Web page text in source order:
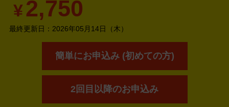
¥2,750
最終更新日： 2026年05月14日（木）
簡単にお申込み (初めての方)
2回目以降のお申込み